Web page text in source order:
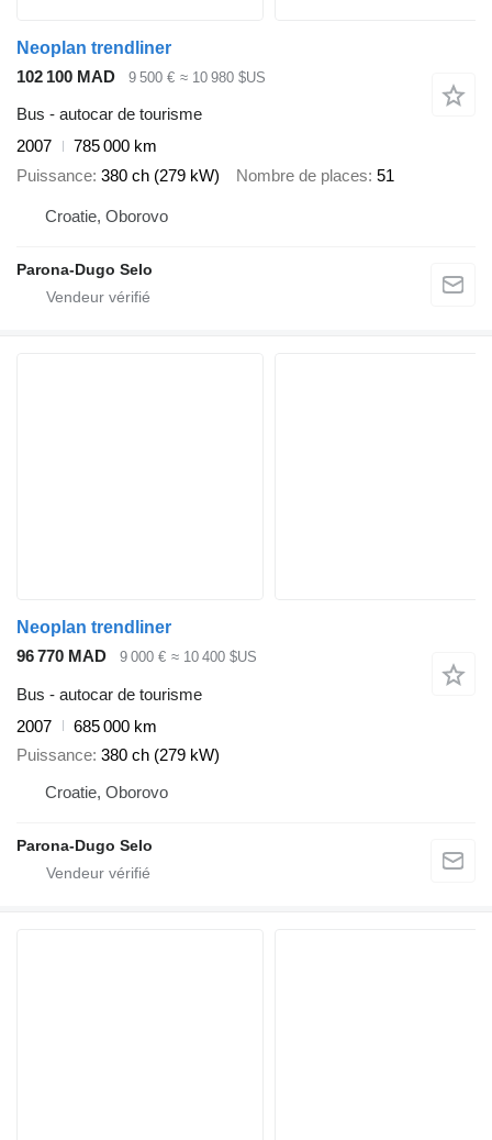
Neoplan trendliner
102 100 MAD
9 500 € ≈ 10 980 $US
Bus - autocar de tourisme
2007
785 000 km
Puissance 380 ch (279 kW) Nombre de places 51
Croatie, Oborovo
Parona-Dugo Selo
Neoplan trendliner
96 770 MAD
9 000 € ≈ 10 400 $US
Bus - autocar de tourisme
2007
685 000 km
Puissance 380 ch (279 kW)
Croatie, Oborovo
Parona-Dugo Selo